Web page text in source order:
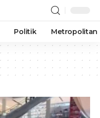
Politik Metropolitan